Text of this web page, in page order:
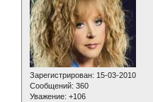
Зарегистрирован: 15-03-2010
Сообщений: 360
Уважение: +106